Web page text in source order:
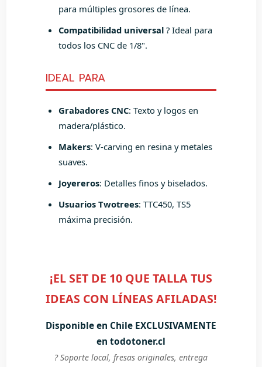
para múltiples grosores de línea.
Compatibilidad universal ? Ideal para
todos los CNC de 1/8".
IDEAL PARA
Grabadores CNC: Texto y logos en
madera/plástico.
Makers: V-carving en resina y metales
suaves.
Joyereros: Detalles finos y biselados.
Usuarios Twotrees: TTC450, TS5
máxima precisión.
¡EL SET DE 10 QUE TALLA TUS
IDEAS CON LÍNEAS AFILADAS!
Disponible en Chile EXCLUSIVAMENTE
en todotoner.cl
? Soporte local, fresas originales, entrega